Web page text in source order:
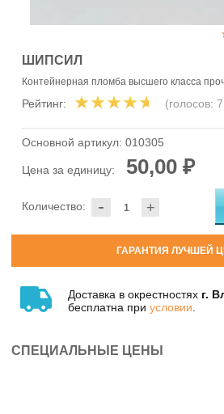
ШИПСИЛ
Контейнерная пломба высшего класса
Рейтинг: (голосов: 7
Основной артикул: 010305
Цена за единицу: 50,00 ₽
- +
Количество:
ГАРАНТИЯ ЛУЧШЕЙ
Доставка в окрестностях г.
бесплатна при условии
СПЕЦИАЛЬНЫЕ ЦЕНЫ